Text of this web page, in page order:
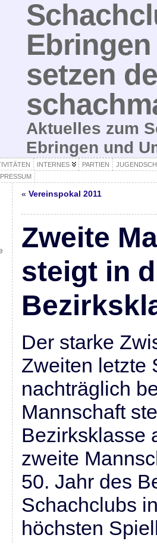
setzen
Aktuelles zum
Ebringen und
INTERNES PARTIEN
« Vereinspokal 2011
Zweite
steigt in
Der starke
Zweiten letzte
nachträglich
Mannschaft
Bezirksklasse
zweite
50. Jahr des
Schachclubs
höchsten